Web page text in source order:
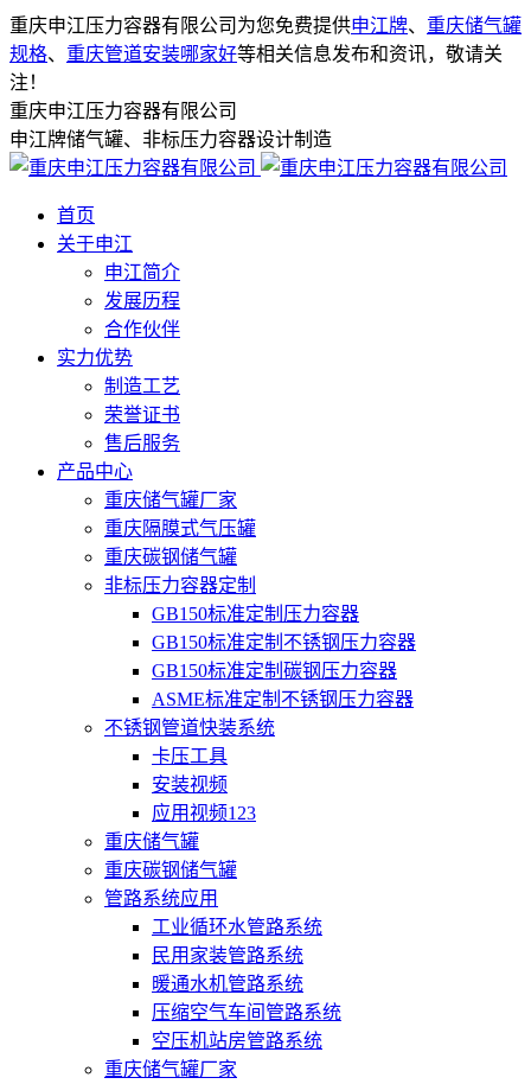
重庆申江压力容器有限公司为您免费提供申江牌、 重庆储气罐
规格、 重庆管道安装哪家好等相关信息发布和资讯，敬请关
注！
重庆申江压力容器有限公司
申江牌储气罐、非标压力容器设计制造
首页
关于申江
申江简介
发展历程
合作伙伴
实力优势
制造工艺
荣誉证书
售后服务
产品中心
重庆储气罐厂家
重庆隔膜式气压罐
重庆碳钢储气罐
非标压力容器定制
GB150标准定制压力容器
GB150标准定制不锈钢压力容器
GB150标准定制碳钢压力容器
ASME标准定制不锈钢压力容器
不锈钢管道快装系统
卡压工具
安装视频
应用视频123
重庆储气罐
重庆碳钢储气罐
管路系统应用
工业循环水管路系统
民用家装管路系统
暖通水机管路系统
压缩空气车间管路系统
空压机站房管路系统
重庆储气罐厂家